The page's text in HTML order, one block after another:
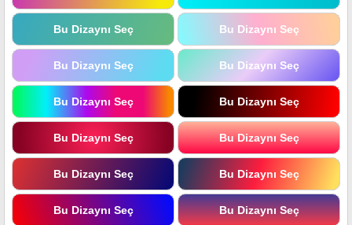
Bu Dizaynı Seç Bu Dizaynı Seç
Bu Dizaynı Seç Bu Dizaynı Seç
Bu Dizaynı Seç Bu Dizaynı Seç
Bu Dizaynı Seç Bu Dizaynı Seç
Bu Dizaynı Seç Bu Dizaynı Seç
Bu Dizaynı Seç Bu Dizaynı Seç